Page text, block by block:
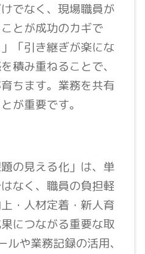
でなく、現場職員が
とが成功のカギで
「引き継ぎが楽にな
積み重ねることで、
ちます。業務を共有
が重要です。
の見える化」は、単
なく、職員の負担軽
・人材定着・新人育
につながる重要な取
や業務記録の活用、